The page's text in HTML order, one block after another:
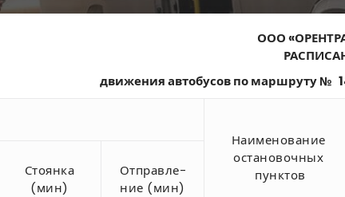
ООО
движения автобусов по маршруту №
Наименование
остановочных
пунктов
Стоянка
(мин)
Отправле­
ние (мин)